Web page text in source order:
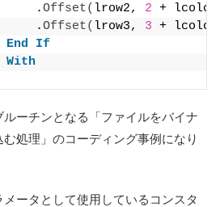
.
Offset( lrow2, 2 +
.
Offset( lrow3, 3 +
End
If
With
ーチンとなる「ファイルをバイナ
処理」のコーディング事例になり
ータとして使用しているコンスタ